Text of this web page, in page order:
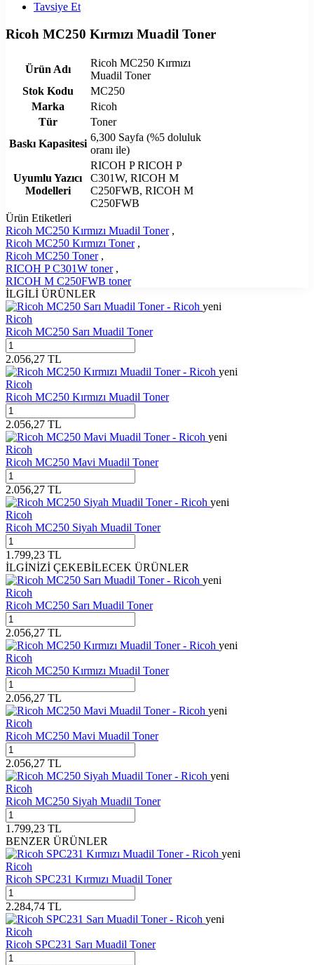
Tavsiye Et
Ricoh MC250 Kırmızı Muadil Toner
Ürün Adı
Ricoh MC250 Kırmızı
Muadil Toner
Stok Kodu
MC250
Marka
Ricoh
Tür
Toner
Baskı Kapasitesi
6,300 Sayfa (%5 doluluk
oranı ile)
Uyumlu Yazıcı
Modelleri
RICOH P RICOH P
C301W, RICOH M
C250FWB, RICOH M
C250FWB
Ürün Etiketleri
Ricoh MC250 Kırmızı Muadil Toner ,
Ricoh MC250 Kırmızı Toner ,
Ricoh MC250 Toner ,
RICOH P C301W toner ,
RICOH M C250FWB toner
İLGİLİ ÜRÜNLER
yeni
Ricoh
Ricoh MC250 Sarı Muadil Toner
2.056,27 TL
yeni
Ricoh
Ricoh MC250 Kırmızı Muadil Toner
2.056,27 TL
yeni
Ricoh
Ricoh MC250 Mavi Muadil Toner
2.056,27 TL
yeni
Ricoh
Ricoh MC250 Siyah Muadil Toner
1.799,23 TL
İLGİNİZİ ÇEKEBİLECEK ÜRÜNLER
yeni
Ricoh
Ricoh MC250 Sarı Muadil Toner
2.056,27 TL
yeni
Ricoh
Ricoh MC250 Kırmızı Muadil Toner
2.056,27 TL
yeni
Ricoh
Ricoh MC250 Mavi Muadil Toner
2.056,27 TL
yeni
Ricoh
Ricoh MC250 Siyah Muadil Toner
1.799,23 TL
BENZER ÜRÜNLER
yeni
Ricoh
Ricoh SPC231 Kırmızı Muadil Toner
2.284,74 TL
yeni
Ricoh
Ricoh SPC231 Sarı Muadil Toner